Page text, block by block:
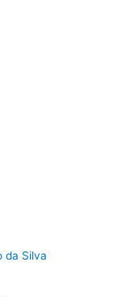
da Silva